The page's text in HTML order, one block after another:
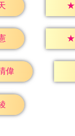
★
★
偉